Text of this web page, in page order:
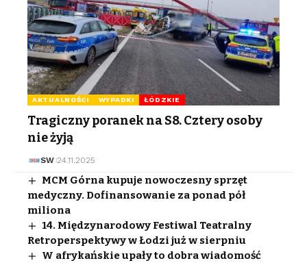
AKTUALNOŚCI WYPADKI ŁÓDZKIE
Tragiczny poranek na S8. Cztery osoby
nie żyją
SW 24.11.2025
MCM Górna kupuje nowoczesny sprzęt
medyczny. Dofinansowanie za ponad pół
miliona
14. Międzynarodowy Festiwal Teatralny
Retroperspektywy w Łodzi już w sierpniu
W afrykańskie upały to dobra wiadomość